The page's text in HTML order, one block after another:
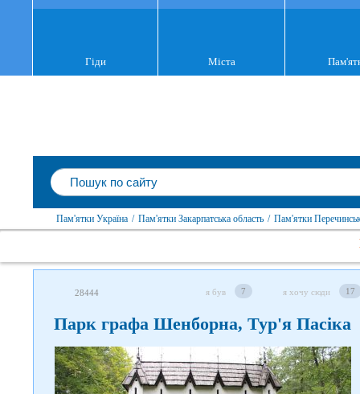
Гіди Міста
Пам'ятки Україна / Пам'ятки Закарпатська область / Пам'ятки
28444 я був 7 я хочу сюди 17
Парк графа Шенборна, Тур'я Пасіка